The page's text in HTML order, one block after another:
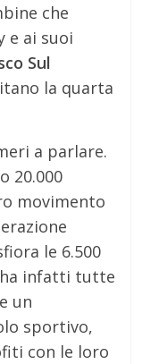
che
e ai suoi
Sul
la quarta
a parlare.
20.000
movimento
le 6.500
ha infatti tutte
un
sportivo,
con le loro